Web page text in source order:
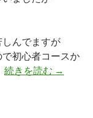
んでますが
初心者コースか
続きを読む M-07
→